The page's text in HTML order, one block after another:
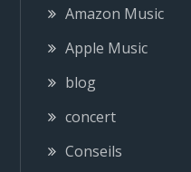
a
t
Amazon Music
Apple Music
blog
concert
Conseils